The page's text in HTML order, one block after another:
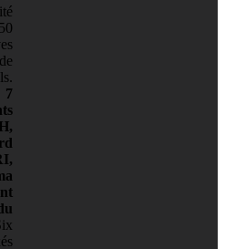
7